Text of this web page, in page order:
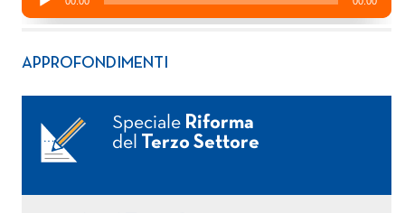
APPROFONDIMENTI
Speciale Riforma
del
Terzo Settore